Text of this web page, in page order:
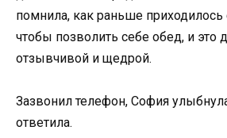
помнила, как раньше приходилось
чтобы позволить себе обед, и это
отзывчивой и щедрой.
Зазвонил телефон, София
ответила.